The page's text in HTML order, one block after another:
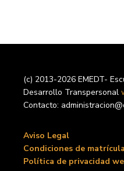
(c) 2013-2026 EMEDT-
Desarrollo Transpersonal
Contacto:
Aviso Legal
Condiciones de matrícula
Política de privacidad